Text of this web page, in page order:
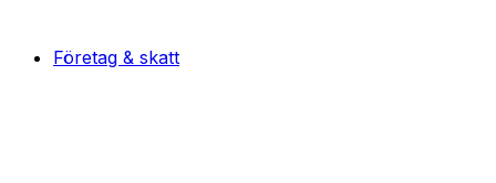
Företag & skatt